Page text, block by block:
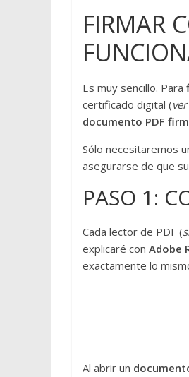
FIRMAR
Es muy sencillo. Para
certificado digital (
documento PDF
Sólo necesitaremos
asegurarse de que
PASO 1:
Cada lector de PDF (
explicaré con Adobe
exactamente lo
Al abrir un